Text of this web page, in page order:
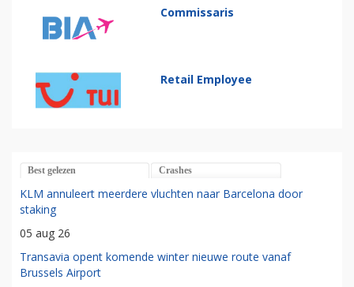
Commissaris
Retail Employee
Best gelezen Crashes
KLM annuleert meerdere vluchten naar Barcelona door
staking
05 aug 26
Transavia opent komende winter nieuwe route vanaf
Brussels Airport